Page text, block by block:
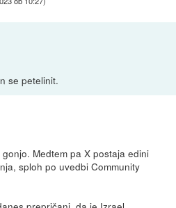
se petelinit.
Medtem pa X postaja edini
sploh po uvedbi Community